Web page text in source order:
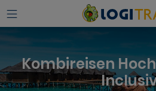
Kombireisen